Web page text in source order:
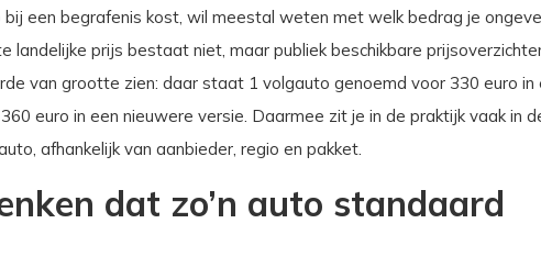
een begrafenis kost, wil meestal weten met welk bedrag je
landelijke prijs bestaat niet, maar publiek beschikbare
van grootte zien: daar staat 1 volgauto genoemd voor 330 euro in
euro in een nieuwere versie. Daarmee zit je in de praktijk vaak in
afhankelijk van aanbieder, regio en pakket.
dat zo’n auto standaard